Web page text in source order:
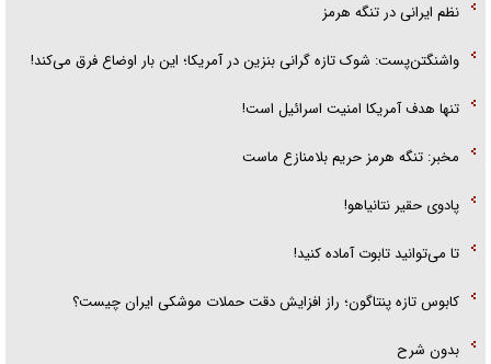
نظم ایرانی در تنگه هرمز
واشنگتن‌پست: شوک تازه گرانی بنزین در آمریکا؛ این بار اوضاع فرق می‌کند!
تنها هدف آمریکا امنیت اسرائیل است!
مخبر: تنگه هرمز حریم بلامنازع ماست
پادوی حقیر نتانیاهو!
تا می‌توانید تابوت آماده کنید!
کابوس تازه پنتاگون؛ راز افزایش دقت حملات موشکی ایران چیست؟
بدون شرح